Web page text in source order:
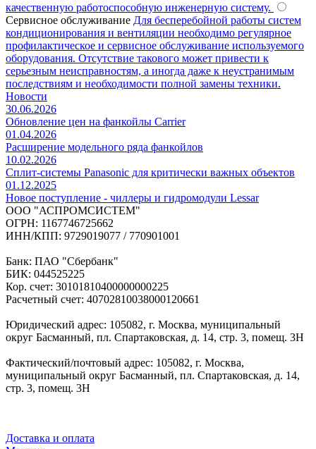
качественную работоспособную инженерную систему.
Сервисное обслуживание Для бесперебойной работы систем
кондиционирования и вентиляции необходимо регулярное
профилактическое и сервисное обслуживание используемого
оборудования. Отсутствие такового может привести к
серьезным неисправностям, а иногда даже к неустранимым
последствиям и необходимости полной замены техники.
Новости
30.06.2026
Обновление цен на фанкойлы Carrier
01.04.2026
Расширение модельного ряда фанкойлов
10.02.2026
Сплит-системы Panasonic для критически важных объектов
01.12.2025
Новое поступление - чиллеры и гидромодули Lessar
ООО "АСПРОМСИСТЕМ"
ОГРН: 1167746725662
ИНН/КПП: 9729019077 / 770901001
Банк: ПАО "Сбербанк"
БИК: 044525225
Кор. счет: 30101810400000000225
Расчетный счет: 40702810038000120661
Юридический адрес: 105082, г. Москва, муниципальный
округ Басманный, пл. Спартаковская, д. 14, стр. 3, помещ. 3Н
Фактический/почтовый адрес: 105082, г. Москва,
муниципальный округ Басманный, пл. Спартаковская, д. 14,
стр. 3, помещ. 3Н
Доставка и оплата